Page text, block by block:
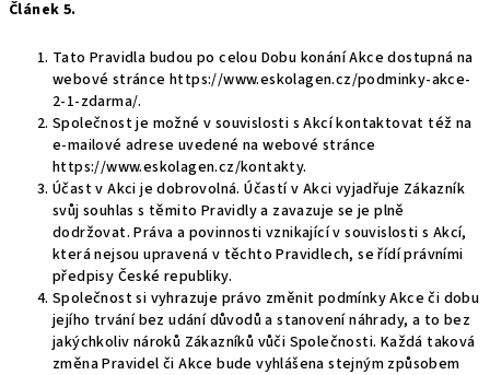
Článek 5.
Tato Pravidla budou po celou Dobu konání Akce dostupná na
webové stráncehttps://www.eskolagen.cz/podminky-akce-
2-1-zdarma/.
Společnost je možné v souvislosti s Akcí kontaktovat též na
e-mailové adrese uvedené na webové stránce
https://www.eskolagen.cz/kontakty.
Účast v Akci je dobrovolná. Účastí v Akci vyjadřuje Zákazník
svůj souhlas s těmito Pravidly a zavazuje se je plně
dodržovat. Práva a povinnosti vznikající v souvislosti s Akcí,
která nejsou upravená v těchto Pravidlech, se řídí právními
předpisy České republiky.
Společnost si vyhrazuje právo změnit podmínky Akce či dobu
jejího trvání bez udání důvodů a stanovení náhrady, a to bez
jakýchkoliv nároků Zákazníků vůči Společnosti. Každá taková
změna Pravidel či Akce bude vyhlášena stejným způsobem